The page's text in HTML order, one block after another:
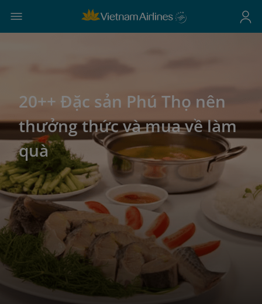
20++ Đặc sản Phú Thọ nên
thưởng thức và mua về làm
quà